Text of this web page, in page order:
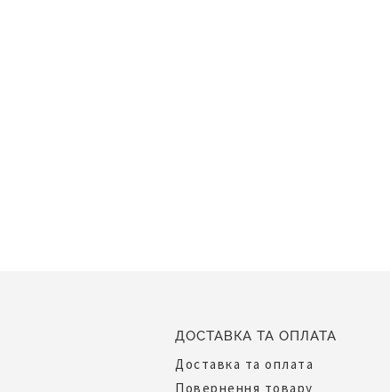
ДОСТАВКА ТА ОПЛАТА
Доставка та оплата
Повернення товару